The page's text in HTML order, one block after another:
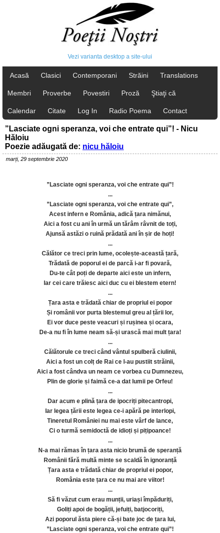
Vezi varianta desktop a site-ului
Acasă Clasici Contemporani Străini Translations
Membri Proverbe Povestiri Proză Ştiaţi că
Calendar Citate Log In Radio Poema Contact
”Lasciate ogni speranza, voi che entrate qui”! - Nicu
Hăloiu
Poezie adăugată de: nicu hăloiu
marți, 29 septembrie 2020
”Lasciate ogni speranza, voi che entrate qui”!
...
”Lasciate ogni speranza, voi che entrate qui”,
Acest infern e România, adică țara nimănui,
Aici a fost cu ani în urmă un tărâm râvnit de toți,
Ajunsă astăzi o ruină prădată ani în șir de hoți!
...
Călător ce treci prin lume, ocolește-această țară,
Trădată de poporul ei de parcă i-ar fi povară,
Du-te cât poți de departe aici este un infern,
Iar cei care trăiesc aici duc cu ei blestem etern!
...
Țara asta e trădată chiar de propriul ei popor
Și românii vor purta blestemul greu al țării lor,
Ei vor duce peste veacuri și rușinea și ocara,
De-a nu fi în lume neam să-și urască mai mult țara!
...
Călătorule ce treci când vântul spulberă ciulinii,
Aici a fost un colț de Rai ce l-au pustiit străinii,
Aici a fost cândva un neam ce vorbea cu Dumnezeu,
Plin de glorie și faimă ce-a dat lumii pe Orfeu!
...
Dar acum e plină țara de ipocriți pitecantropi,
Iar legea țării este legea ce-i apără pe interlopi,
Tineretul României nu mai este vârf de lance,
Ci o turmă semidoctă de idioți și pițipoance!
...
N-a mai rămas în țara asta nicio brumă de speranță
Românii fără multă minte se scaldă în ignoranță
Țara asta e trădată chiar de propriul ei popor,
România este țara ce nu mai are viitor!
...
Să fi văzut cum erau munții, uriași împăduriți,
Goliți apoi de bogății, jefuiți, batjocoriți,
Azi poporul ăsta piere că-și bate joc de țara lui,
”Lasciate ogni speranza, voi che entrate qui”!